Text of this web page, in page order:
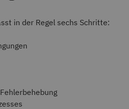
in der Regel sechs Schritte: